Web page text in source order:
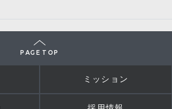
PAGE TOP
ミッション